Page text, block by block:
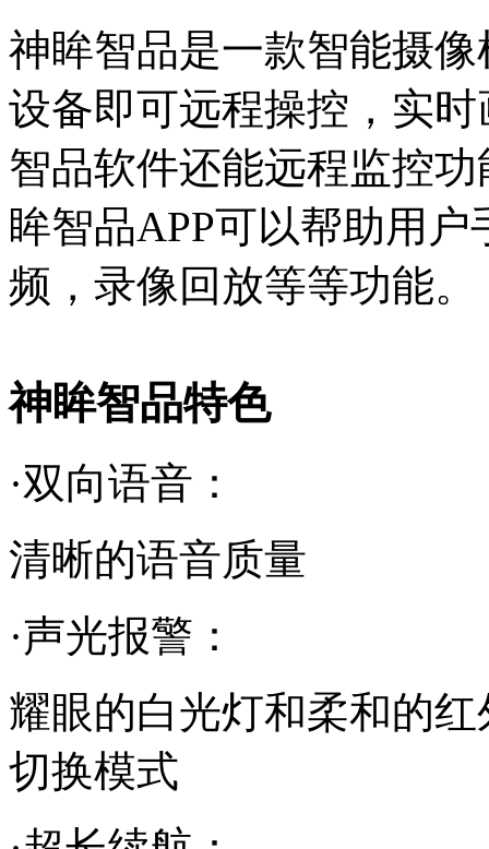
神眸智品是一款智能摄
设备即可远程操控，实
智品软件还能远程监控
眸智品APP可以帮助用
频，录像回放等等功能。
神眸智品特色
·双向语音：
清晰的语音质量
·声光报警：
耀眼的白光灯和柔和的
切换模式